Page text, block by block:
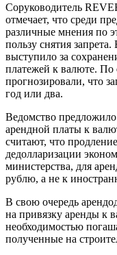
Соруководитель
отмечает, что среди
различные мнения по
пользу снятия
выступило за
платежей к валюте.
прогнозировали, что
год или два.
Ведомство предложило
арендной платы к
считают, что
дедолларизации
министерства, для
рублю, а не к
В свою очередь
на привязку аренды к
необходимостью
полученные на